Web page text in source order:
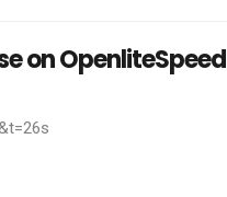
on OpenliteSpeed